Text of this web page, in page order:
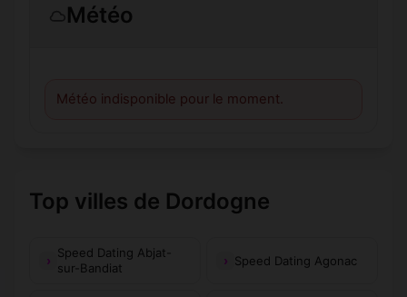
Météo
Météo indisponible pour le moment.
Top villes de Dordogne
Speed Dating Abjat-
sur-Bandiat
Speed Dating Agonac